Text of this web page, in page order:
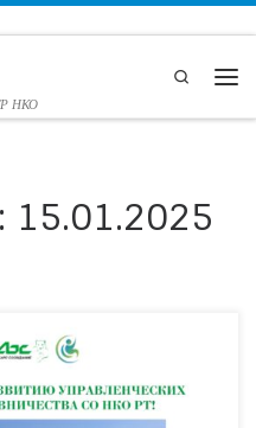
НКО
Search
15.01.2025